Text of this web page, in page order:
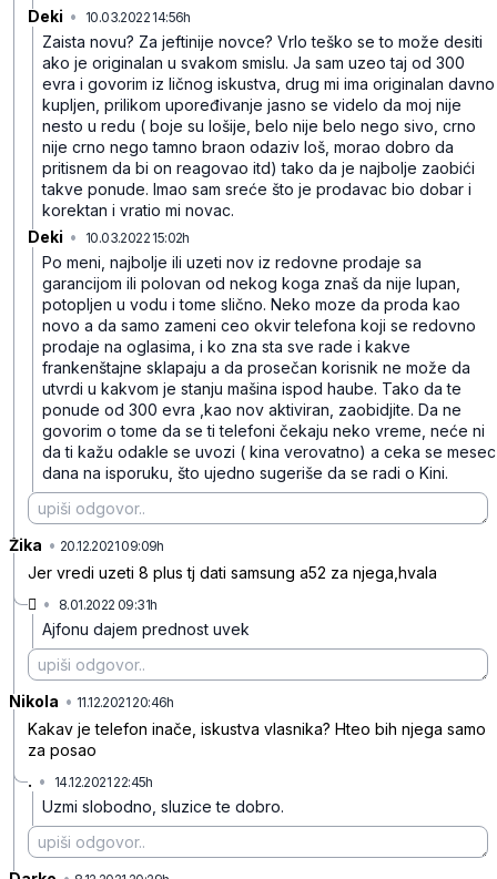
Deki • 10.03.2022 14:56h
Zaista novu? Za jeftinije novce? Vrlo teško se to može desiti
ako je originalan u svakom smislu. Ja sam uzeo taj od 300
evra i govorim iz ličnog iskustva, drug mi ima originalan davno
kupljen, prilikom upoređivanje jasno se videlo da moj nije
nesto u redu ( boje su lošije, belo nije belo nego sivo, crno
nije crno nego tamno braon odaziv loš, morao dobro da
pritisnem da bi on reagovao itd) tako da je najbolje zaobići
takve ponude. Imao sam sreće što je prodavac bio dobar i
korektan i vratio mi novac.
Deki • 10.03.2022 15:02h
Po meni, najbolje ili uzeti nov iz redovne prodaje sa
garancijom ili polovan od nekog koga znaš da nije lupan,
potopljen u vodu i tome slično. Neko moze da proda kao
novo a da samo zameni ceo okvir telefona koji se redovno
prodaje na oglasima, i ko zna sta sve rade i kakve
frankenštajne sklapaju a da prosečan korisnik ne može da
utvrdi u kakvom je stanju mašina ispod haube. Tako da te
ponude od 300 evra ,kao nov aktiviran, zaobidjite. Da ne
govorim o tome da se ti telefoni čekaju neko vreme, neće ni
da ti kažu odakle se uvozi ( kina verovatno) a ceka se mesec
dana na isporuku, što ujedno sugeriše da se radi o Kini.
Žika • 20.12.2021 09:09h
Jer vredi uzeti 8 plus tj dati samsung a52 za njega,hvala
 • 8.01.2022 09:31h
Ajfonu dajem prednost uvek
Nikola • 11.12.2021 20:46h
Kakav je telefon inače, iskustva vlasnika? Hteo bih njega samo
za posao
. • 14.12.2021 22:45h
Uzmi slobodno, sluzice te dobro.